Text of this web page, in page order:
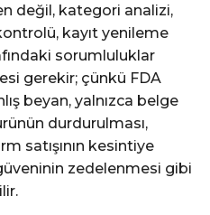
değil, kategori analizi,
kayıt yenileme
sorumluluklar
gerekir; çünkü FDA
beyan, yalnızca belge
durdurulması,
satışının kesintiye
zedelenmesi gibi